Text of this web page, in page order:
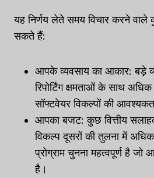
यह निर्णय लेते समय विचार करने वाले
सकते हैं:
आपके व्यवसाय का आकार: बड़े
रिपोर्टिंग क्षमताओं के साथ
सॉफ्टवेयर विकल्पों की
आपका बजट: कुछ वित्तीय
विकल्प दूसरों की तुलना में
प्रोग्राम चुनना महत्वपूर्ण है
है।